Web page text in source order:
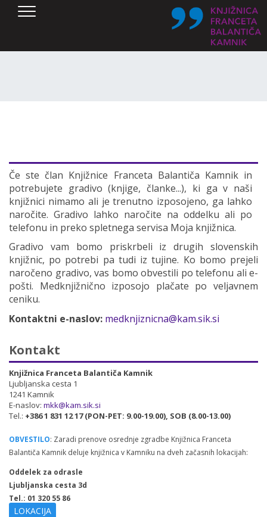
Če ste član Knjižnice Franceta Balantiča Kamnik in
potrebujete gradivo (knjige, članke...), ki ga v naši
knjižnici nimamo ali je trenutno izposojeno, ga lahko
naročite. Gradivo lahko naročite na oddelku ali po
telefonu in preko spletnega servisa Moja knjižnica.
Gradivo vam bomo priskrbeli iz drugih slovenskih
knjižnic, po potrebi pa tudi iz tujine. Ko bomo prejeli
naročeno gradivo, vas bomo obvestili po telefonu ali e-
pošti. Medknjižnično izposojo plačate po veljavnem
ceniku.
Kontaktni e-naslov: medknjiznicna@kam.sik.si
Kontakt
Knjižnica Franceta Balantiča Kamnik
Ljubljanska cesta 1
1241 Kamnik
E-naslov: mkk@kam.sik.si
Tel.: +386 1 831 12 17 (PON-PET: 9.00-19.00), SOB (8.00-13.00)
OBVESTILO: Zaradi prenove osrednje zgradbe Knjižnica Franceta
Balantiča Kamnik deluje knjižnica v Kamniku na dveh začasnih lokacijah:
Oddelek za odrasle
Ljubljanska cesta 3d
Tel.: 01 320 55 86
LOKACIJA